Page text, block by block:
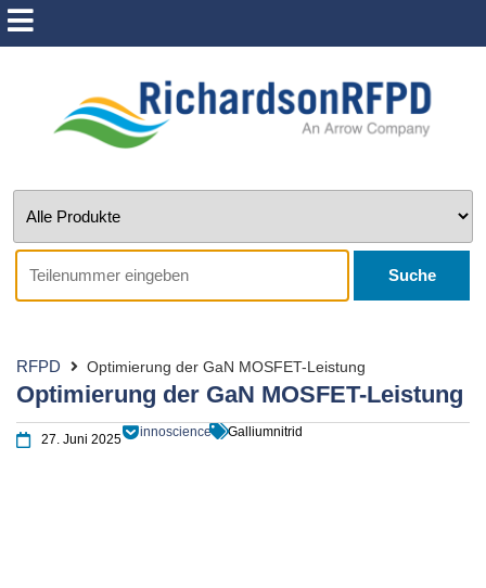
Suche
RFPD Optimierung der GaN MOSFET-Leistung
Optimierung der GaN MOSFET-Leistung
27. Juni 2025
innoscience Galliumnitrid